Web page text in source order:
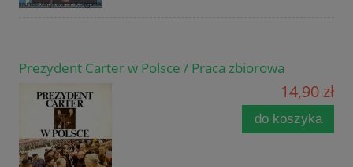
Prezydent Carter w Polsce / Praca zbiorowa
14,90 zł
do koszyka